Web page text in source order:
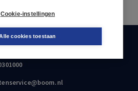
Cookie-instellingen
cookies toestaan